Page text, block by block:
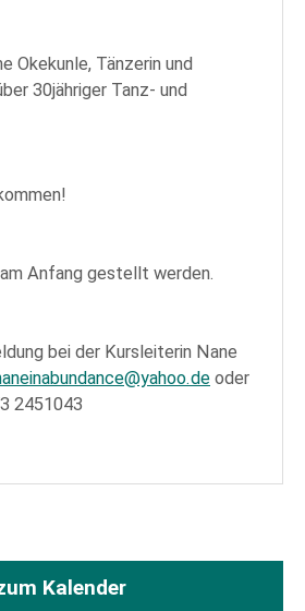
Okekunle, Tänzerin und
30jähriger Tanz- und
Anfang gestellt werden.
bei der Kursleiterin Nane
oder
2451043
Kalender